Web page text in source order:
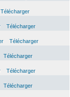
Télécharger
Télécharger
Télécharger
Télécharger
Télécharger
Télécharger